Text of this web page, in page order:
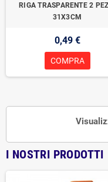
RIGA TRASPARENTE 2
31X3CM
0,49 €
COMPRA
I NOSTRI PRODOTTI